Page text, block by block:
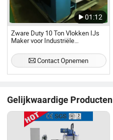
01:12
Zware Duty 10 Ton Vlokken IJs
Maker voor Industriële
Contact Opnemen
Gelijkwaardige Producten